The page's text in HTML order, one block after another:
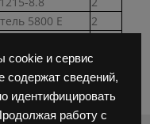
cookie и сервис
содержат сведений,
идентифицировать
работу с
5800 Е
2
6